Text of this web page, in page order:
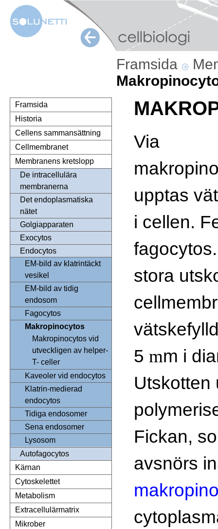
Framsida
Framsida
Historia
Cellens sammansättning
Cellmembranet
Membranens kretslopp
De intracellulära
membranerna
Det endoplasmatiska
nätet
Golgiapparaten
Exocytos
Endocytos
EM-bild av klatrintäckt
vesikel
EM-bild av tidig
endosom
Fagocytos
Makropinocytos
Makropinocytos vid
utveckligen av helper-
T- celler
Kaveoler vid endocytos
Klatrin-medierad
endocytos
Tidiga endosomer
Sena endosomer
Lysosom
Autofagocytos
Kärnan
Cytoskelettet
Metabolism
Extracellulärmatrix
Mikrober
Via
upptas
i cellen.
stora
5 mm i
Utskotten
Fickan,
avsnörs